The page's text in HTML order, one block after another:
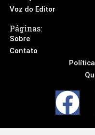
Voz do Editor
Páginas:
Sobre
Contato